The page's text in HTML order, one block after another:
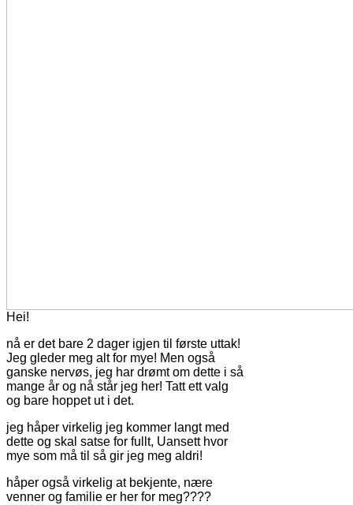
Hei!
nå er det bare 2 dager igjen til første uttak!
Jeg gleder meg alt for mye! Men også
ganske nervøs, jeg har drømt om dette i så
mange år og nå står jeg her! Tatt ett valg
og bare hoppet ut i det.
jeg håper virkelig jeg kommer langt med
dette og skal satse for fullt, Uansett hvor
mye som må til så gir jeg meg aldri!
håper også virkelig at bekjente, nære
venner og familie er her for meg????